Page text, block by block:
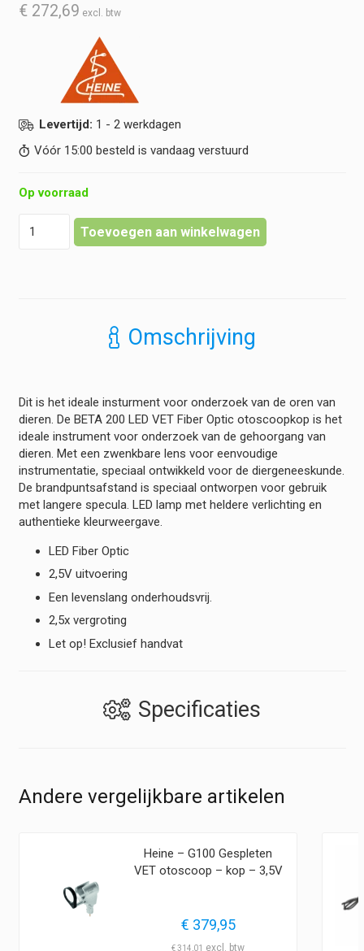
€ 272,69
Levertijd: 1 - 2 werkdagen
Vóór 15:00 besteld is vandaag verstuurd
Op voorraad
Toevoegen aan winkelwagen
Omschrijving
Dit is het ideale insturment voor onderzoek van de oren van
dieren. De BETA 200 LED VET Fiber Optic otoscoopkop is het
ideale instrument voor onderzoek van de gehoorgang van
dieren. Met een zwenkbare lens voor eenvoudige
instrumentatie, speciaal ontwikkeld voor de diergeneeskunde.
De brandpuntsafstand is speciaal ontworpen voor gebruik
met langere specula. LED lamp met heldere verlichting en
authentieke kleurweergave.
LED Fiber Optic
2,5V uitvoering
Een levenslang onderhoudsvrij.
2,5x vergroting
Let op! Exclusief handvat
Specificaties
Andere vergelijkbare artikelen
Heine – G100 Gespleten
VET otoscoop – kop – 3,5V
€ 379,95
€314,01